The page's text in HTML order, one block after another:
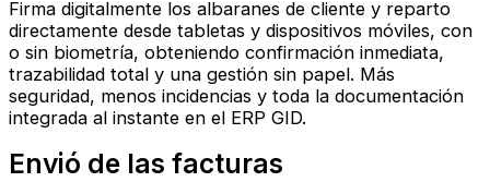
Firma digitalmente los albaranes de cliente y reparto
directamente desde tabletas y dispositivos móviles, con
o sin biometría, obteniendo confirmación inmediata,
trazabilidad total y una gestión sin papel. Más
seguridad, menos incidencias y toda la documentación
integrada al instante en el ERP GID.
Envió de las facturas